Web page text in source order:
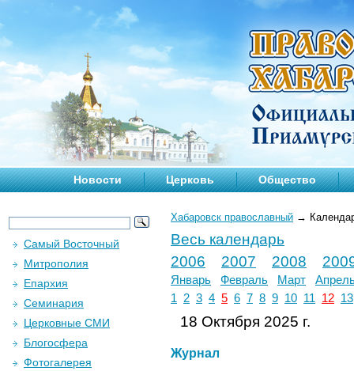
Новости Церковь Общество
Хабаровск православный →
Весь календарь
2006
2007 2008
Январь Февраль Март
1
2 3 4 5 6 7 8 9 10 11 12 13
18 Октября 2025 г.
Журнал
Самый Восточный
Митрополия
Епархия
Семинария
Церковные СМИ
Блогосфера
Фотогалерея